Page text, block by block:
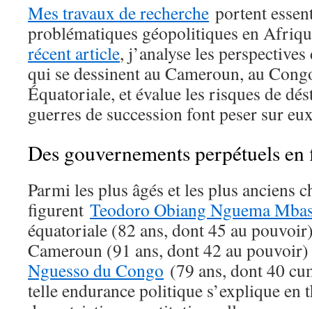
Mes travaux de recherche portent
problématiques géopolitiques en
récent article, j’analyse les
qui se dessinent au Cameroun, au
Équatoriale, et évalue les risques de
guerres de succession font peser sur
Des gouvernements perpétuels
Parmi les plus âgés et les plus anciens
figurent Teodoro Obiang Nguema
équatoriale (82 ans, dont 45 au
Cameroun (91 ans, dont 42 au
Nguesso du Congo (79 ans, dont 40
telle endurance politique s’explique en